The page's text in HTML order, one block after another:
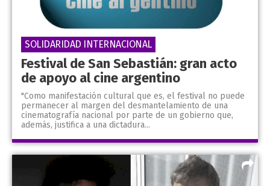
Festival de San Sebastián: gran acto
de apoyo al cine argentino
"Como manifestación cultural que es, el festival no puede
permanecer al margen del desmantelamiento de una
cinematografía nacional por parte de un gobierno que,
además, justifica a una dictadura...
SOLIDARIDAD INTERNACIONAL